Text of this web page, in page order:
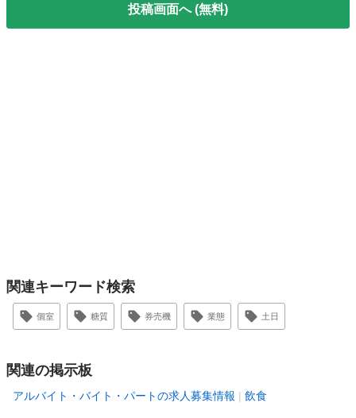
投稿画面へ (無料)
関連キーワード検索
個室 糖質 券売機 業態 土日
関連の掲示板
アルバイト・バイト・パートの求人募集情報 飲食